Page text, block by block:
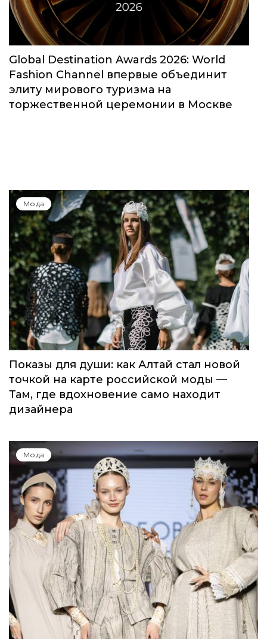
Global Destination Awards 2026: World
Fashion Channel впервые объединит
элиту мирового туризма на
торжественной церемонии в Москве
Мода
Показы для души: как Алтай стал новой
точкой на карте российской моды —
Там, где вдохновение само находит
дизайнера
Мода